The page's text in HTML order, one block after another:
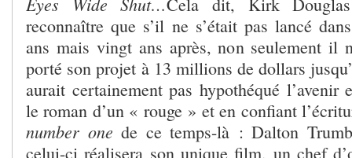
reconnaître que s’il ne s’était pas lancé
ans mais vingt ans après, non seulement il
porté son projet à 13 millions de dollars
aurait certainement pas hypothéqué l’avenir
le roman d’un « rouge » et en confiant
number one de ce temps-là : Dalton
celui-ci réalisera son unique film, un chef